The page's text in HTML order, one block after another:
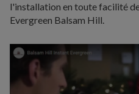
l'installation en toute facilité
Evergreen Balsam Hill.